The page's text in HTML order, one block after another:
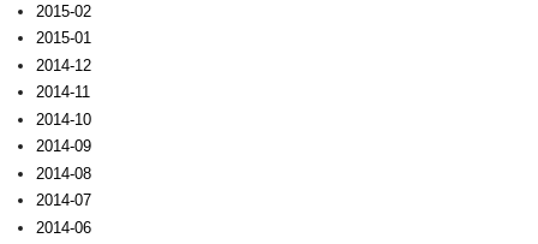
2015-02
2015-01
2014-12
2014-11
2014-10
2014-09
2014-08
2014-07
2014-06